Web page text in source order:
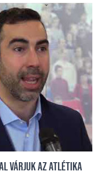
VÁRJUK AZ ATLÉTIKA